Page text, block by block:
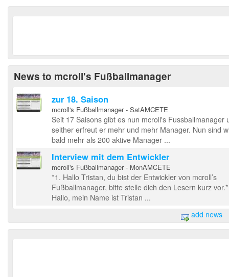
News to mcroll's Fußballmanager
zur 18. Saison
mcroll's Fußballmanager - SatAMCETE
Seit 17 Saisons gibt es nun mcroll's Fussballmanager
seither erfreut er mehr und mehr Manager. Nun sind
bald mehr als 200 aktive Manager ...
Interview mit dem Entwickler
mcroll's Fußballmanager - MonAMCETE
*1. Hallo Tristan, du bist der Entwickler von mcroll’s
Fußballmanager, bitte stelle dich den Lesern kurz
Hallo, mein Name ist Tristan ...
add news